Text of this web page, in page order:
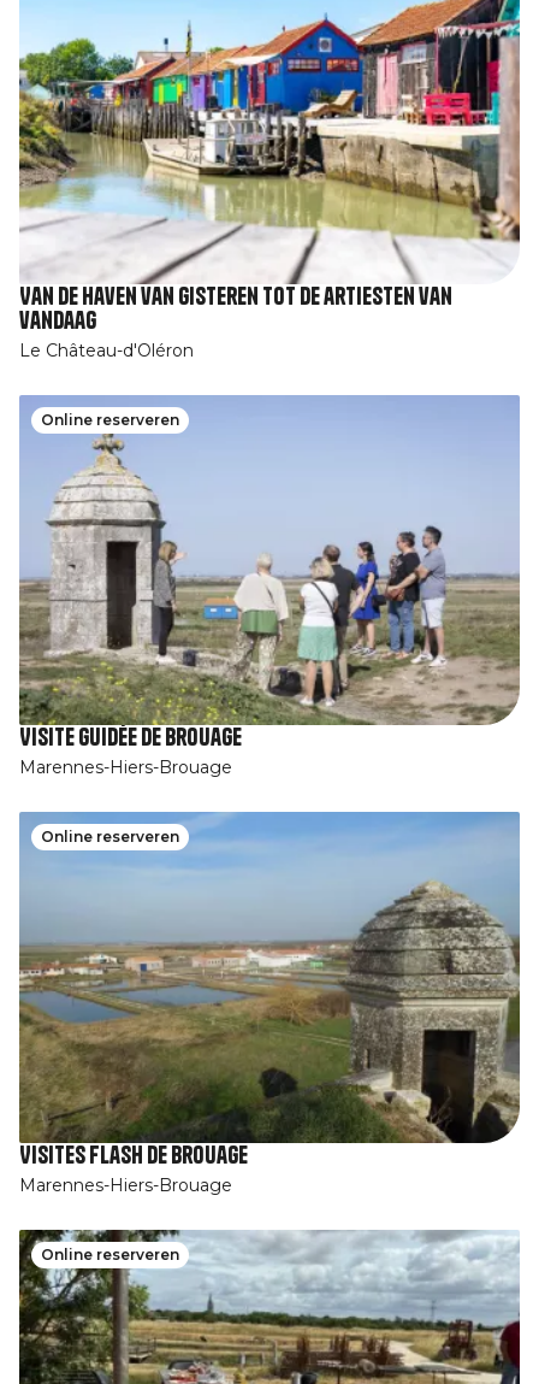
Van de haven van gisteren tot de artiesten van
vandaag
Le Château-d'Oléron
Online reserveren
Visite guidée de Brouage
Marennes-Hiers-Brouage
Online reserveren
Visites Flash de Brouage
Marennes-Hiers-Brouage
Online reserveren